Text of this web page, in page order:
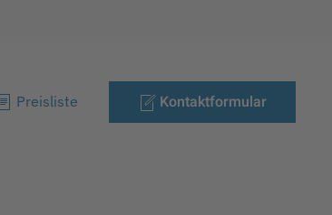
Preisliste Kontaktformular